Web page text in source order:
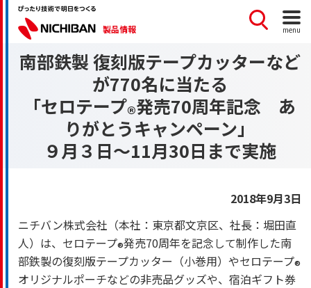
製品情報 menu
南部鉄製 復刻版テープカッターなど
が770名に当たる
「セロテープ®発売70周年記念 あ
りがとうキャンペーン」
９月３日～11月30日まで実施
2018年9月3日
ニチバン株式会社（本社：東京都文京区、社長：堀田直
人）は、セロテープ®発売70周年を記念して制作した南
部鉄製の復刻版テープカッター（小巻用）やセロテープ®
オリジナルポーチなどの非売品グッズや、宿泊ギフト券